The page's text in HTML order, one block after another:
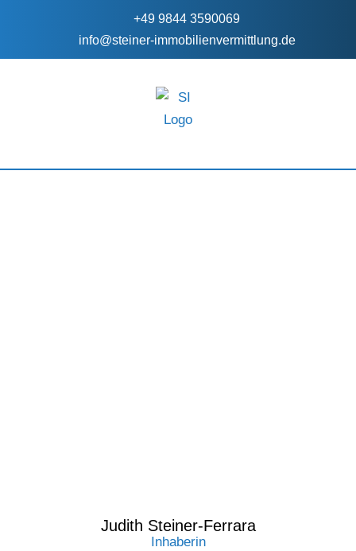
+49 9844 3590069
info@steiner-immobilienvermittlung.de
Judith Steiner-Ferrara
Inhaberin